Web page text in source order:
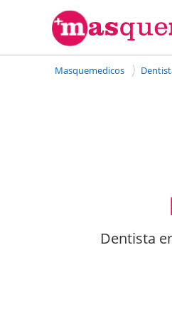
Masquemedicos
Dentista